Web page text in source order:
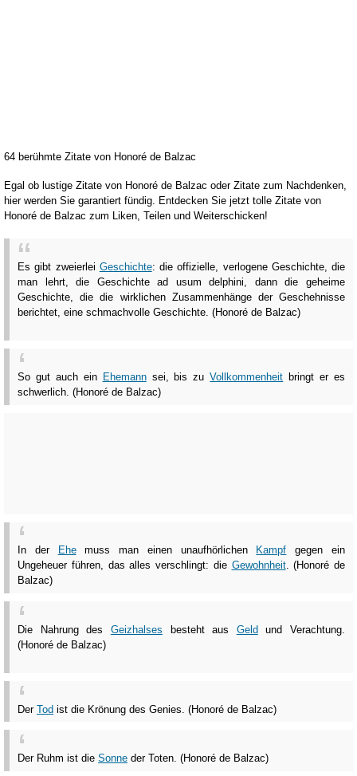
64 berühmte Zitate von Honoré de Balzac
Egal ob lustige Zitate von Honoré de Balzac oder Zitate zum Nachdenken,
hier werden Sie garantiert fündig. Entdecken Sie jetzt tolle Zitate von
Honoré de Balzac zum Liken, Teilen und Weiterschicken!
Es gibt zweierlei Geschichte: die offizielle, verlogene Geschichte, die
man lehrt, die Geschichte ad usum delphini, dann die geheime
Geschichte, die die wirklichen Zusammenhänge der Geschehnisse
berichtet, eine schmachvolle Geschichte. (Honoré de Balzac)
So gut auch ein Ehemannsei, bis zuVollkommenheit bringt er es
schwerlich. (Honoré de Balzac)
In der Ehemuss man einen unaufhörlichen Kampf gegen ein
Ungeheuer führen, das alles verschlingt: die Gewohnheit. (Honoré de
Balzac)
Die Nahrung des Geizhalses besteht aus Geldund Verachtung.
(Honoré de Balzac)
Der Tod ist die Krönung des Genies. (Honoré de Balzac)
Der Ruhm ist die Sonne der Toten. (Honoré de Balzac)